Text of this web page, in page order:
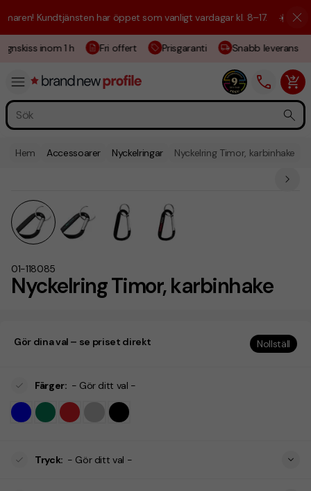
Kundtjänsten har öppet som vanligt vardagar kl. 8–17. ☀️ Vi är här
inom 1 h Fri offert Prisgaranti Snabb leverans
Hem Accessoarer Nyckelringar Nyckelring Timor, karbinhake
Nyckelring Timor, karbinhake
01-118085
Gör dina val – se priset direkt Nollställ
Färger: - Gör ditt val -
Tryck: - Gör ditt val -